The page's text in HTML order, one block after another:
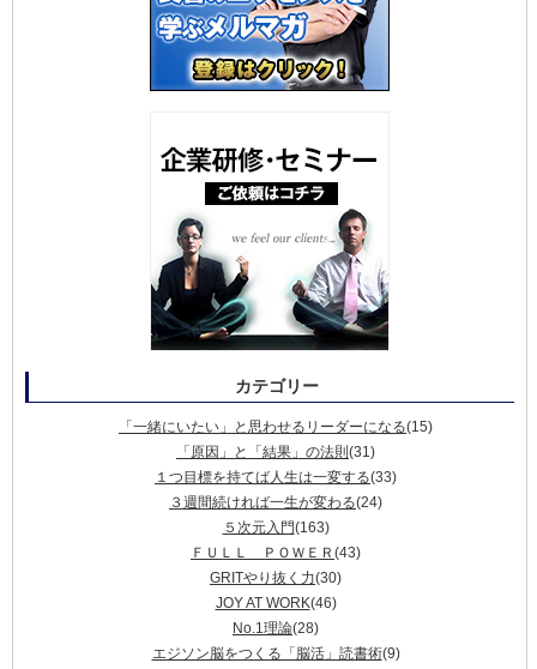
カテゴリー
「一緒にいたい」と思わせるリーダーになる(15)
「原因」と「結果」の法則 (31)
１つ目標を持てば人生は一変する(33)
３週間続ければ一生が変わる(24)
５次元入門(163)
ＦＵＬＬ ＰＯＷＥＲ (43)
GRITやり抜く力(30)
JOY AT WORK(46)
No.1理論(28)
エジソン脳をつくる「脳活」読書術(9)